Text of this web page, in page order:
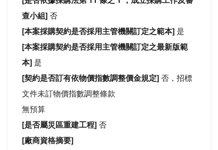
查小組]否
[本案採購契約是否採用主管機關訂定之範本] 是
[本案採購契約是否採用主管機關訂定之最新版範
本] 是
[契約是否訂有依物價指數調整價金規定]否，招標
文件未訂物價指數調整條款
無預算
[是否屬災區重建工程]否
[廠商資格摘要]